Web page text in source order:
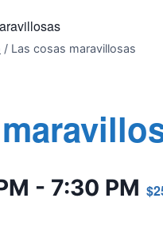
/ Las cosas maravillosas
- 7:30 PM